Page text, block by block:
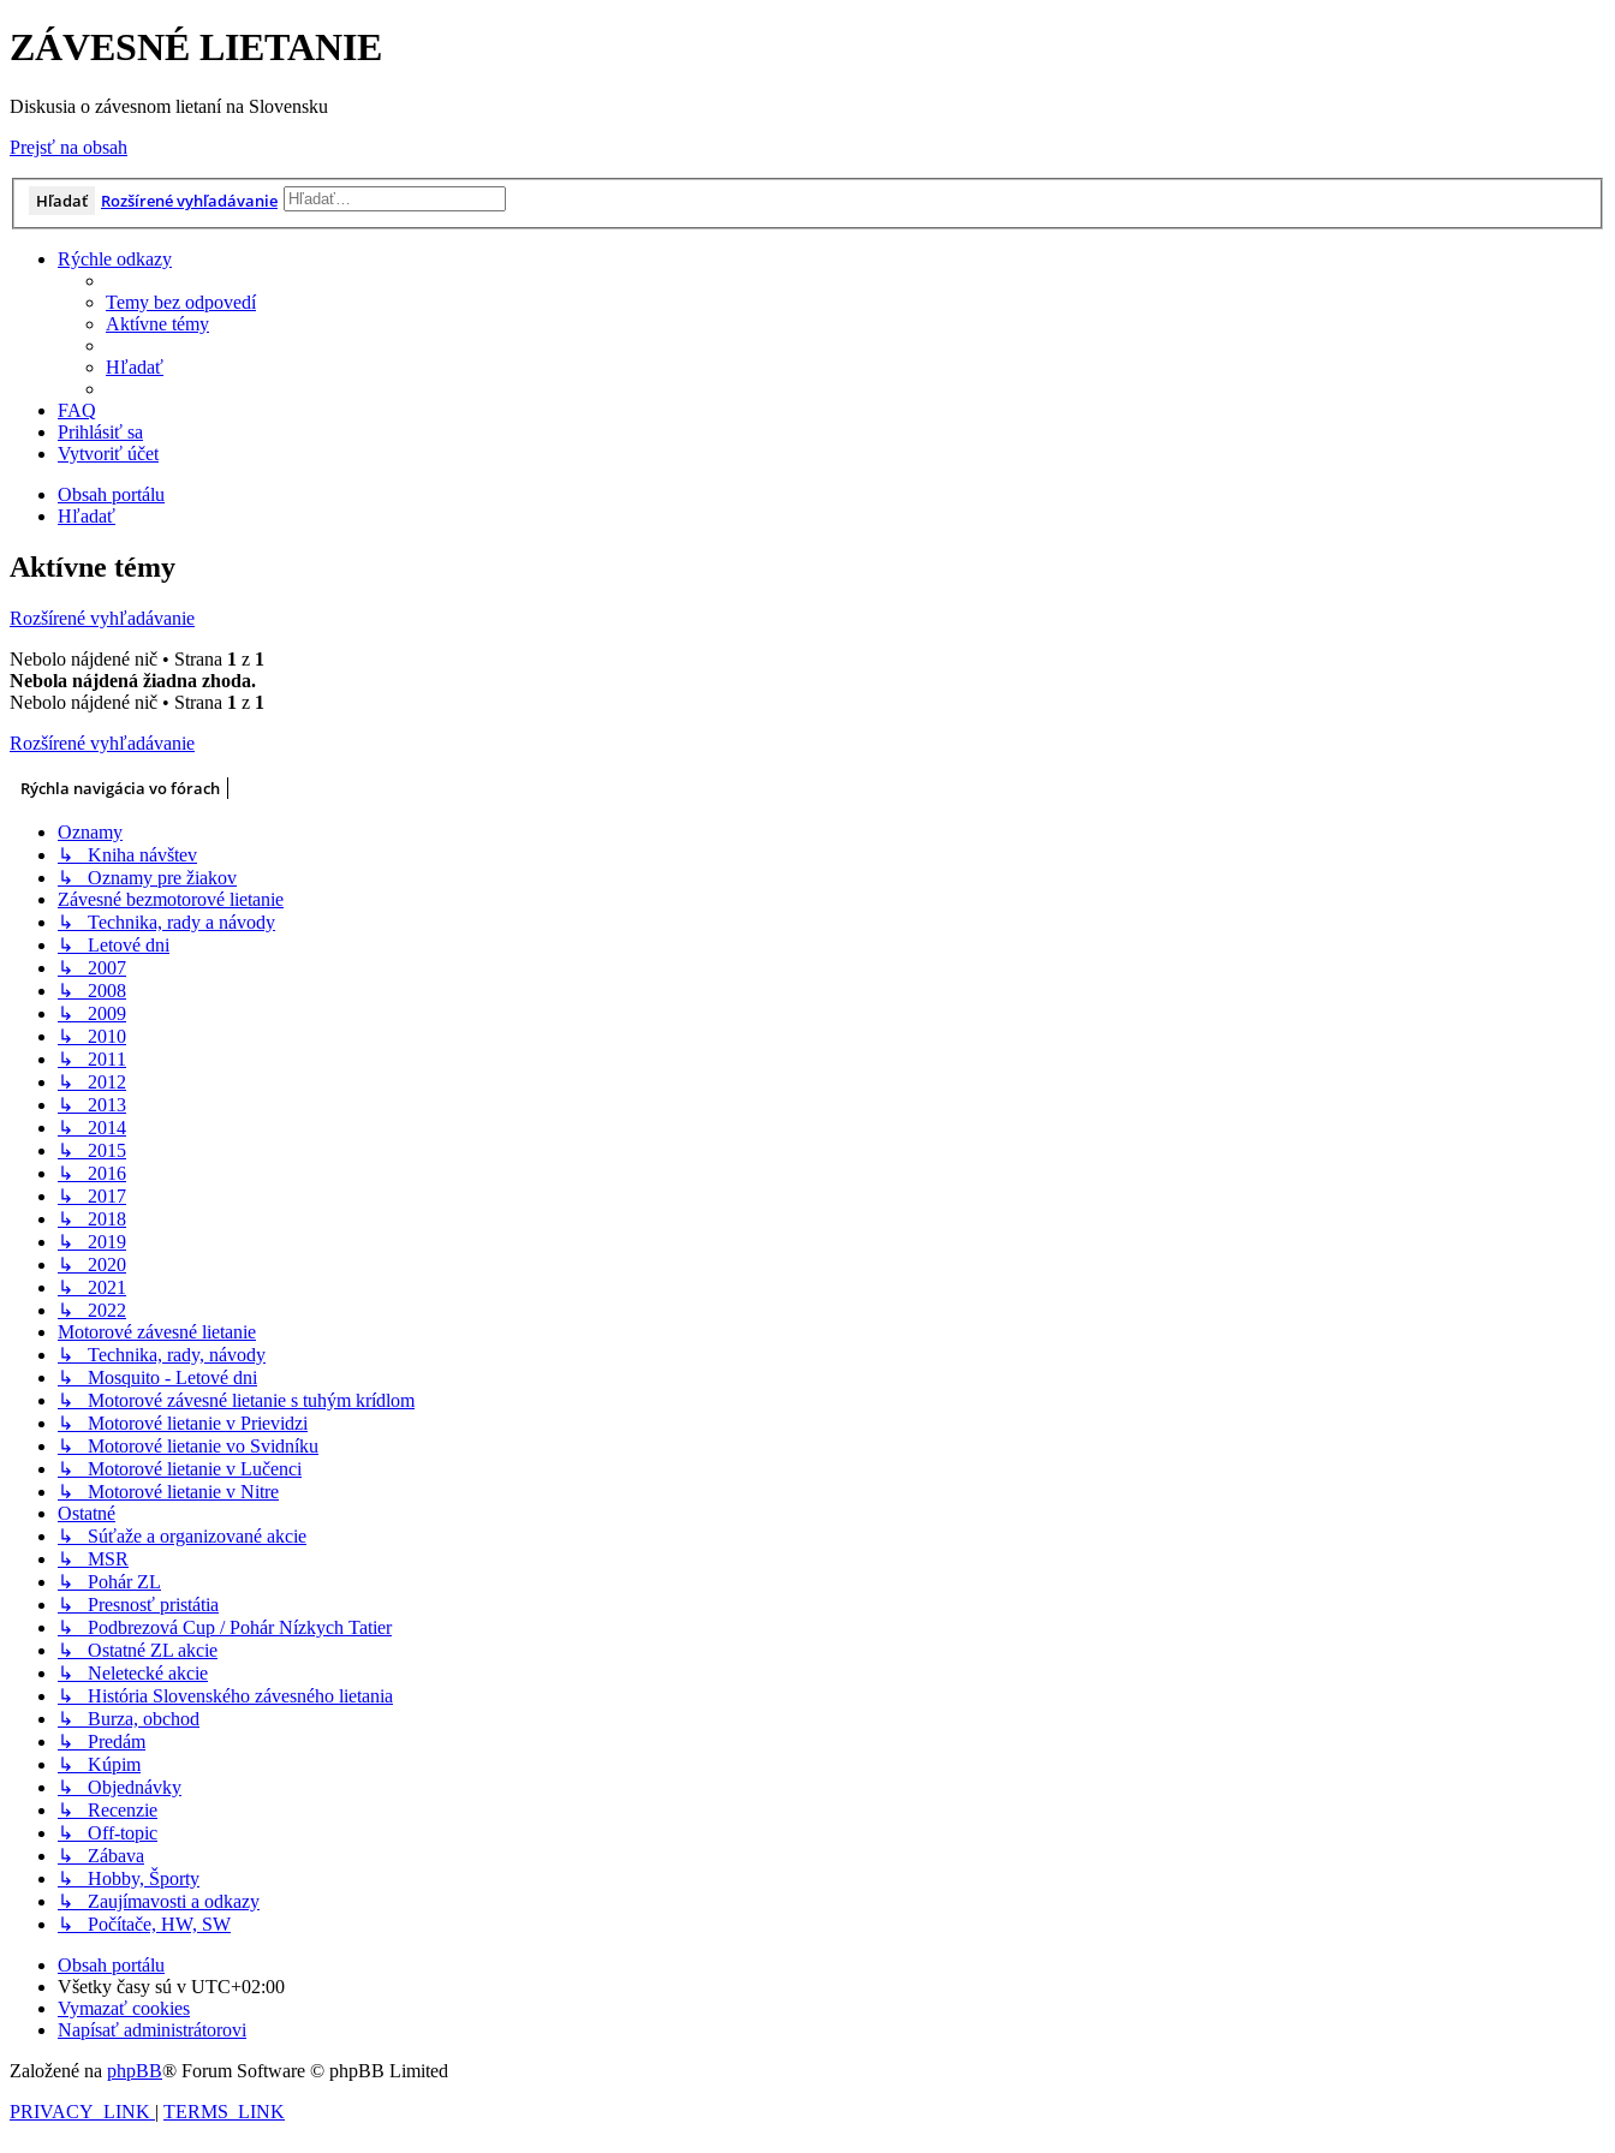
ZÁVESNÉ LIETANIE
Diskusia o závesnom lietaní na Slovensku
Prejsť na obsah
Hľadať Rozšírené vyhľadávanie
Rýchle odkazy
Temy bez odpovedí
Aktívne témy
Hľadať
FAQ
Prihlásiť sa
Vytvoriť účet
Obsah portálu
Hľadať
Aktívne témy
Rozšírené vyhľadávanie
Nebolo nájdené nič • Strana 1 z 1
Nebola nájdená žiadna zhoda.
Nebolo nájdené nič • Strana 1 z 1
Rozšírené vyhľadávanie
Rýchla navigácia vo fórach
Oznamy
↳ Kniha návštev
↳ Oznamy pre žiakov
Závesné bezmotorové lietanie
↳ Technika, rady a návody
↳ Letové dni
↳ 2007
↳ 2008
↳ 2009
↳ 2010
↳ 2011
↳ 2012
↳ 2013
↳ 2014
↳ 2015
↳ 2016
↳ 2017
↳ 2018
↳ 2019
↳ 2020
↳ 2021
↳ 2022
Motorové závesné lietanie
↳ Technika, rady, návody
↳ Mosquito - Letové dni
↳ Motorové závesné lietanie s tuhým krídlom
↳ Motorové lietanie v Prievidzi
↳ Motorové lietanie vo Svidníku
↳ Motorové lietanie v Lučenci
↳ Motorové lietanie v Nitre
Ostatné
↳ Súťaže a organizované akcie
↳ MSR
↳ Pohár ZL
↳ Presnosť pristátia
↳ Podbrezová Cup / Pohár Nízkych Tatier
↳ Ostatné ZL akcie
↳ Neletecké akcie
↳ História Slovenského závesného lietania
↳ Burza, obchod
↳ Predám
↳ Kúpim
↳ Objednávky
↳ Recenzie
↳ Off-topic
↳ Zábava
↳ Hobby, Športy
↳ Zaujímavosti a odkazy
↳ Počítače, HW, SW
Obsah portálu
Všetky časy sú v UTC+02:00
Vymazať cookies
Napísať administrátorovi
Založené na phpBB® Forum Software © phpBB Limited
PRIVACY_LINK | TERMS_LINK